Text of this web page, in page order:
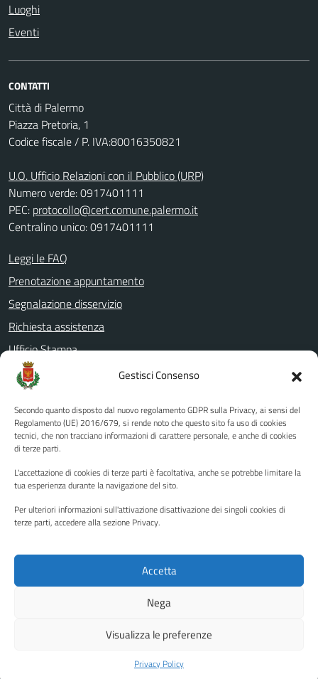
Gestisci Consenso
Secondo quanto disposto dal nuovo regolamento GDPR sulla Privacy, ai sensi del
Regolamento (UE) 2016/679, si rende noto che questo sito fa uso di cookies
tecnici, che non tracciano informazioni di carattere personale, e anche di cookies
di terze parti.
L'accettazione di cookies di terze parti è facoltativa, anche se potrebbe limitare la
tua esperienza durante la navigazione del sito.
Per ulteriori informazioni sull'attivazione disattivazione dei singoli cookies di
terze parti, accedere alla sezione Privacy.
Accetta
Nega
Visualizza le preferenze
Privacy Policy
Luoghi
Eventi
CONTATTI
Città di Palermo
Piazza Pretoria, 1
Codice fiscale / P. IVA:80016350821
U.O. Ufficio Relazioni con il Pubblico (URP)
Numero verde: 0917401111
PEC: protocollo@cert.comune.palermo.it
Centralino unico: 0917401111
Leggi le FAQ
Prenotazione appuntamento
Segnalazione disservizio
Richiesta assistenza
Ufficio Stampa
Amministrazione Trasparente
Albo pretorio
Informativa privacy
Note legali
Piano di miglioramento del sito
Instagram